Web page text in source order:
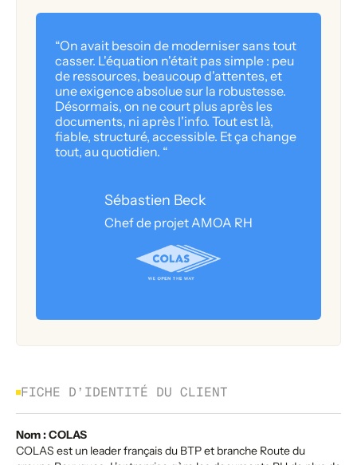
FICHE D’IDENTITÉ DU CLIENT
Nom : COLAS
COLAS est un leader français du BTP et branche Route du
“On avait besoin de moderniser sans tout
casser. L'équation n'était pas simple : peu
de ressources, beaucoup d'attentes, et
une exigence absolue sur la robustesse.
Désormais, on ne court plus après les
documents, ni après l'info. Tout est là,
fiable, structuré, accessible. Et ça change
tout, au quotidien. “
Sébastien Beck
Chef de projet AMOA RH